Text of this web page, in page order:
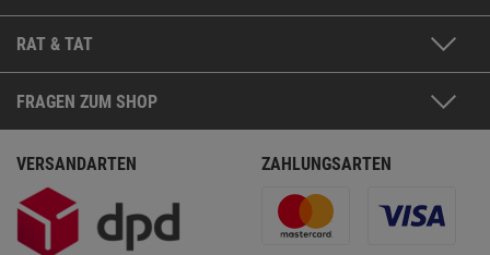
RAT & TAT
FRAGEN ZUM SHOP
VERSANDARTEN ZAHLUNGSARTEN